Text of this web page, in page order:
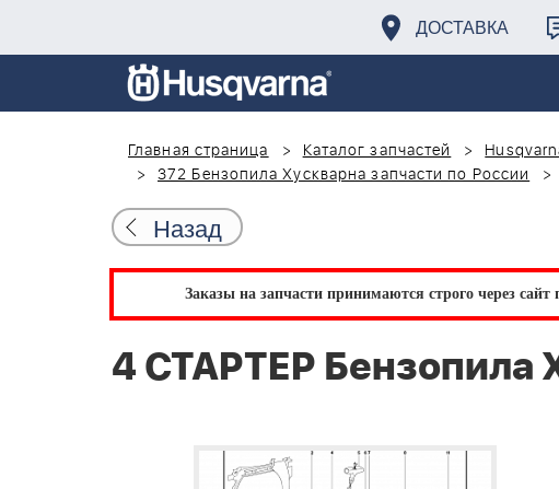
ДОСТАВКА
Главная страница
Каталог запчастей
372 Бензопила Хускварна запчасти по России
Назад
Заказы на запчасти принимаются строго через сайт
4 СТАРТЕР Бензопила